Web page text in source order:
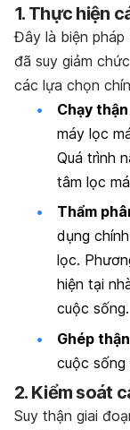
1. Thực hiện
Đây là biện
đã suy giảm
các lựa chọn
Chạy
máy lọc
Quá trình
tâm lọc
Thẩm
dụng
lọc.
hiện tại
cuộc sống.
Ghép
cuộc sống
2. Kiểm soát
Suy thận giai